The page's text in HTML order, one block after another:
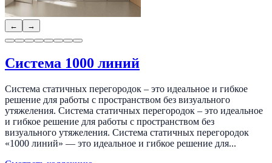
← →
Система 1000 линий
Система статичных перегородок – это идеальное и гибкое
решение для работы с пространством без визуального
утяжеления. Система статичных перегородок – это идеальное
и гибкое решение для работы с пространством без
визуального утяжеления. Система статичных перегородок
«1000 линий» — это идеальное и гибкое решение для...